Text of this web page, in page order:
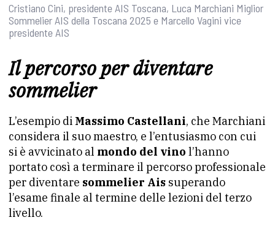
Cristiano Cini, presidente AIS Toscana, Luca Marchiani Miglior
Sommelier AIS della Toscana 2025 e Marcello Vagini vice
presidente AIS
Il percorso per diventare
sommelier
L’esempio di Massimo Castellani, che Marchiani
considera il suo maestro, e l’entusiasmo con cui
si è avvicinato al mondo del vino l’hanno
portato così a terminare il percorso professionale
per diventare sommelier Ais superando
l’esame finale al termine delle lezioni del terzo
livello.